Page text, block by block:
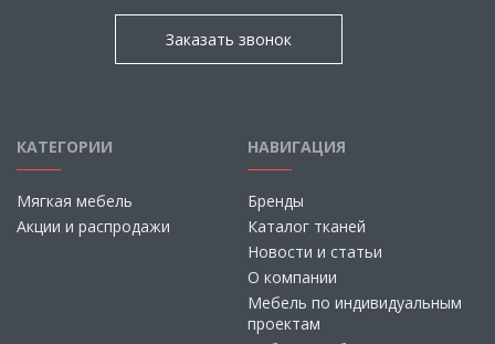
Заказать звонок
КАТЕГОРИИ
Мягкая мебель
Акции и распродажи
НАВИГАЦИЯ
Бренды
Каталог тканей
Новости и статьи
О компании
Мебель по индивидуальным
проектам